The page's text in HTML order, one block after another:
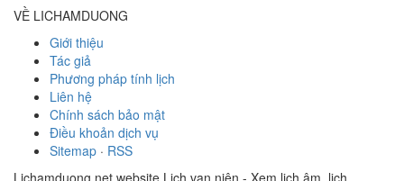
VỀ LICHAMDUONG
Giới thiệu
Tác giả
Phương pháp tính lịch
Liên hệ
Chính sách bảo mật
Điều khoản dịch vụ
Sitemap · RSS
Lichamduong.net website Lịch vạn niên - Xem lịch âm, lịch